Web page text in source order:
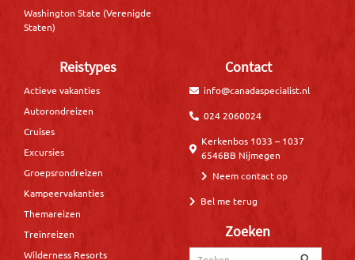
Washington State (Verenigde
Staten)
Reistypes
Actieve vakanties
Autorondreizen
Cruises
Excursies
Groepsrondreizen
Kampeervakanties
Themareizen
Treinreizen
Wilderness Resorts
Contact
info@canadaspecialist.nl
024 2060024
Kerkenbos 1033 – 1037
6546BB Nijmegen
Neem contact op
Bel me terug
Zoeken